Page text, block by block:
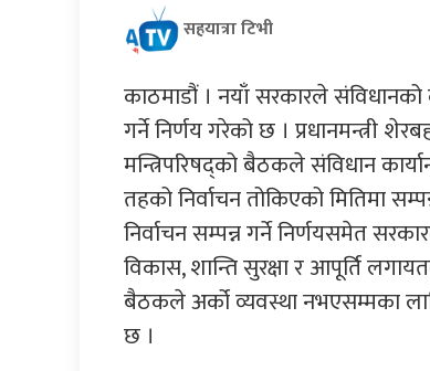
सहयात्रा टिभी
काठमाडौं । नयाँ सरकारले संविधानको
गर्ने निर्णय गरेको छ । प्रधानमन्त्री
मन्त्रिपरिषद्को बैठकले संविधान
तहको निर्वाचन तोकिएको मितिमा
निर्वाचन सम्पन्न गर्ने निर्णयसमेत
विकास, शान्ति सुरक्षा र आपूर्ति
बैठकले अर्को व्यवस्था नभएसम्मका
छ ।